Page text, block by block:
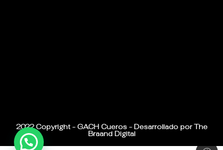
2022 Copyright - GACH Cueros - Desarrollado por The
Braand Digital